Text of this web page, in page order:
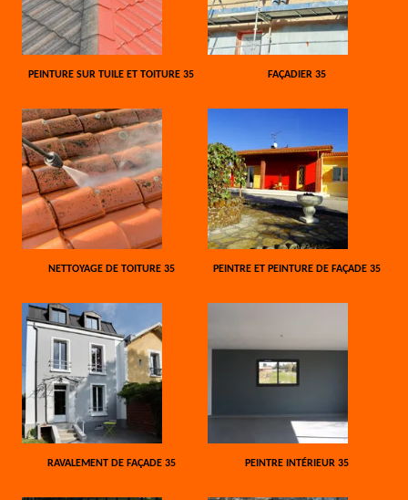
PEINTURE SUR TUILE ET TOITURE 35 FAÇADIER 35
NETTOYAGE DE TOITURE 35 PEINTRE ET PEINTURE DE FAÇADE 35
RAVALEMENT DE FAÇADE 35 PEINTRE INTÉRIEUR 35